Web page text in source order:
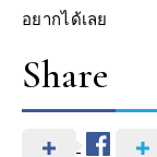
อยากได้เลย
Share